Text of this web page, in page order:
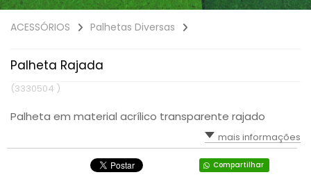
ACESSÓRIOS Palhetas Diversas
Palheta Rajada
(3330504 )
Palheta em material acrílico transparente rajado
mais informações
Compartilhar